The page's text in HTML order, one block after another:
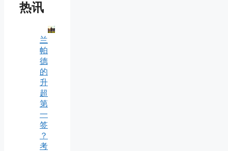
热讯
兰
帕
德
的
升
超
第
一
签
？
考